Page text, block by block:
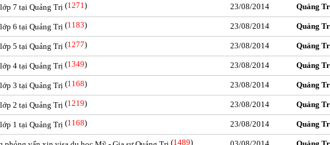
7 tại Quảng Trị (1271) 23/08/2014 Quảng
6 tại Quảng Trị (1183) 23/08/2014 Quảng
5 tại Quảng Trị (1277) 23/08/2014 Quảng
4 tại Quảng Trị (1349) 23/08/2014 Quảng
3 tại Quảng Trị (1168) 23/08/2014 Quảng
2 tại Quảng Trị (1219) 23/08/2014 Quảng
1 tại Quảng Trị (1168) 23/08/2014 Quảng
(1489)